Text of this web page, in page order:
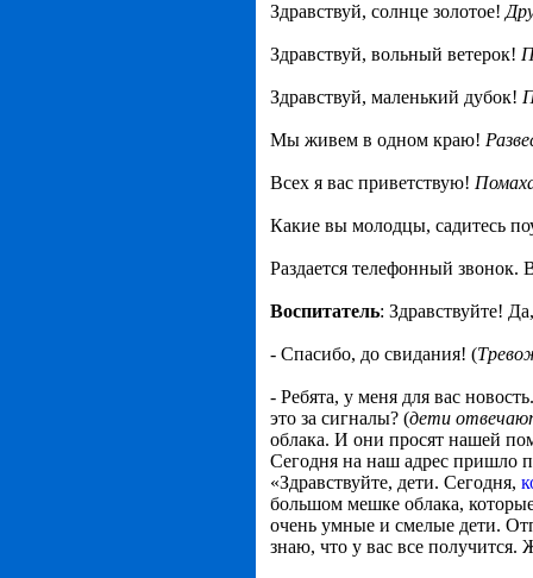
Здравствуй, солнце золотое!
Здравствуй, вольный ветерок!
Здравствуй, маленький дубок!
Мы живем в одном краю!
Всех я вас приветствую!
Какие вы молодцы, садитесь
Раздается телефонный звонок.
Воспитатель: Здравствуйте!
- Спасибо, до свидания! (
- Ребята, у меня для вас
это за сигналы? (дети
облака. И они просят нашей
Сегодня на наш адрес пришло
«Здравствуйте, дети. Сегодня,
большом мешке облака,
очень умные и смелые дети.
знаю, что у вас все получится.